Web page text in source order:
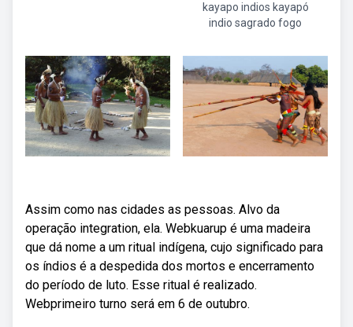
kayapo indios kayapó
indio sagrado fogo
Assim como nas cidades as pessoas. Alvo da
operação integration, ela. Webkuarup é uma madeira
que dá nome a um ritual indígena, cujo significado para
os índios é a despedida dos mortos e encerramento
do período de luto. Esse ritual é realizado.
Webprimeiro turno será em 6 de outubro.